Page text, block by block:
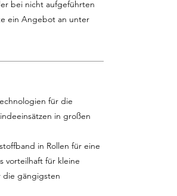
bei nicht aufgeführten
ein Angebot an unter
für die
in großen
in Rollen für eine
vorteilhaft für kleine
die gängigsten